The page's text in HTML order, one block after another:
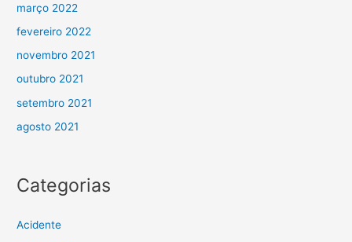
março 2022
fevereiro 2022
novembro 2021
outubro 2021
setembro 2021
agosto 2021
Categorias
Acidente